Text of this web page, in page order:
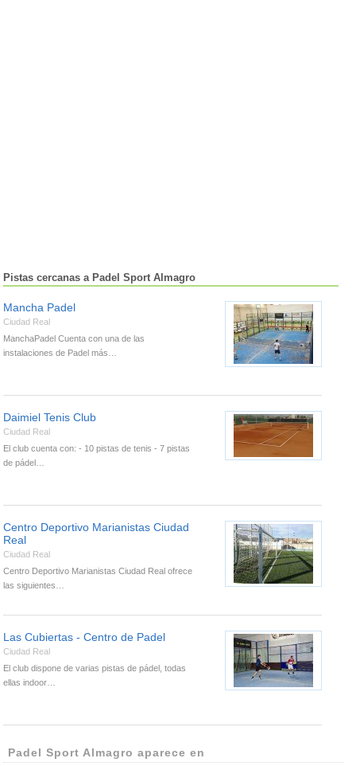
Pistas cercanas a Padel Sport Almagro
Mancha Padel
Ciudad Real
ManchaPadel Cuenta con una de las
instalaciones de Padel más…
Daimiel Tenis Club
Ciudad Real
El club cuenta con: - 10 pistas de tenis - 7 pistas
de pádel…
Centro Deportivo Marianistas Ciudad
Real
Ciudad Real
Centro Deportivo Marianistas Ciudad Real ofrece
las siguientes…
Las Cubiertas - Centro de Padel
Ciudad Real
El club dispone de varias pistas de pádel, todas
ellas indoor…
Padel Sport Almagro aparece en